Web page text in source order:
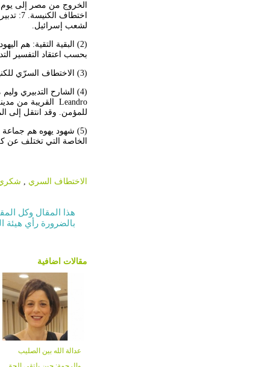
لشعب إسرائيل.
(2) البقية التقية: هم
بحسب اعتقاد التفسير
(3) الاختطاف السرّي للكنيسة: عندما تؤخذ كنيسة المسيح من المؤمنين إلى السماء فجأة، وبشكل سرّي.
(4) الشارح التدبيري وليم مكدونالد كان معلّماً لللاهوت في مدرسة الكتاب المقدّس بمدينة سان لياندرو
Leandro
القريبة من
للمؤمن. وقد انتقل إلى
(5) شهود يهوه هم
الخاصة التي تختلف عن
الاختطاف السري , شكري
هذا المقال وكل
بالضرورة رأي هيئة
مقالات اضافية
عدالة الله بين الصليب